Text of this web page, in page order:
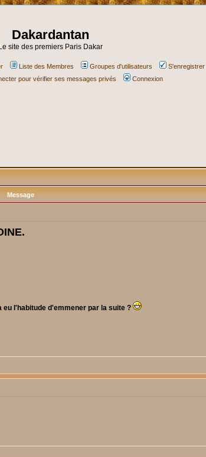
Dakardantan
Le site des premiers Paris Dakar
Liste des Membres Groupes d'utilisateurs
S'enregistrer
pour vérifier ses messages privés Connexion
Message
l'habitude d'emmener par la suite ?